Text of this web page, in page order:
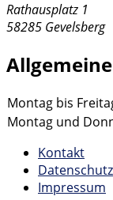
Rathausplatz 1
58285 Gevelsberg
Montag bis
Montag und
Kontakt
Datenschutz
Impressum